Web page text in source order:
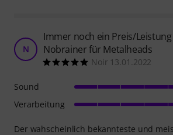
N
Immer noch ein Preis/
Nobrainer für Metalheads
Noir 13.01.2022
Der wahscheinlich bekannteste und
Sound
Verarbeitung